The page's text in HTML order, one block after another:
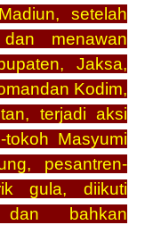
setelah
menawan
Jaksa,
Kodim,
terjadi aksi
Masyumi
pesantren-
gula, diikuti
dan bahkan